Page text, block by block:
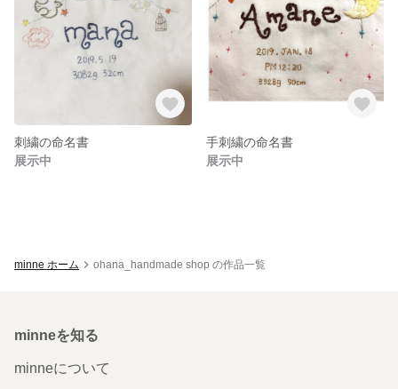
刺繍の命名書
展示中
手刺繍の命名書
展示中
minne ホーム ohana_handmade shop の作品一覧
minneを知る
minneについて